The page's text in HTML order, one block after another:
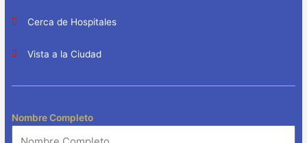
Cerca de Hospitales
Vista a la Ciudad
Nombre Completo